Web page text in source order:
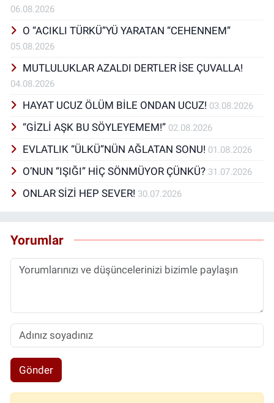
06.08.2026
O “ACIKLI TÜRKÜ”YÜ YARATAN “CEHENNEM”
05.08.2026
MUTLULUKLAR AZALDI DERTLER İSE ÇUVALLA!
04.08.2026
HAYAT UCUZ ÖLÜM BİLE ONDAN UCUZ! 03.08.2026
“GİZLİ AŞK BU SÖYLEYEMEM!” 02.08.2026
EVLATLIK “ÜLKÜ”NÜN AĞLATAN SONU! 01.08.2026
O’NUN “IŞIĞI” HİÇ SÖNMÜYOR ÇÜNKÜ? 31.07.2026
ONLAR SİZİ HEP SEVER! 30.07.2026
Yorumlar
Gönder